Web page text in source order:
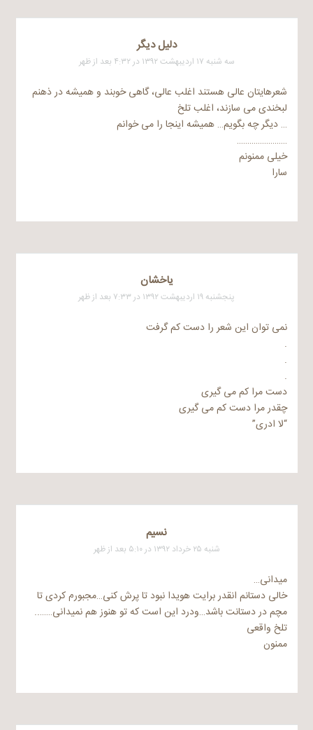
دلیل دیگر
سه شنبه ۱۷ اردیبهشت ۱۳۹۲ در ۴:۳۲ بعد از ظهر
شعرهایتان عالی هستند اغلب عالی، گاهی خوبند و همیشه در ذهنم
لبخندی می سازند، اغلب تلخ
… دیگر چه بگویم… همیشه اینجا را می خوانم
……………………
خیلی ممنونم
سارا
یاخشان
پنجشنبه ۱۹ اردیبهشت ۱۳۹۲ در ۷:۳۳ بعد از ظهر
نمی توان این شعر را دست کم گرفت
.
.
.
دست مرا کم می گیری
چقدر مرا دست کم می گیری
“لا ادری”
نسیم
شنبه ۲۵ خرداد ۱۳۹۲ در ۵:۱۰ بعد از ظهر
میدانی…
خالی دستانم انقدر برایت هویدا نبود تا پرش کنی…مجبورم کردی تا
مچم در دستانت باشد…ودرد این است که تو هنوز هم نمیدانی……..
تلخ واقعی
ممنون